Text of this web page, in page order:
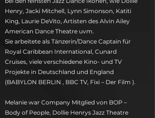
Henry, Jacki Mitchell, Lynn Simonson, Katiti
King, Laurie DeVito, Artisten des Alvin Ailey
American Dance Theatre uvm.
Sie arbeitete als Tänzerin/Dance Captain für
Royal Caribbean International, Cunard
Cruises, viele verschiedene Kino- und TV
Projekte in Deutschland und England
(BABYLON BERLIN , BBC TV, Fixi – Der Film ).
Melanie war Company Mitglied von BOP –
Body of People, Dollie Henrys Jazz Theatre